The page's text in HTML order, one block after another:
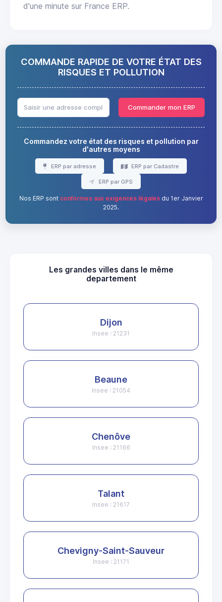
d'une minute sur France ERP.
COMMANDE RAPIDE DE VOTRE ÉTAT DES
RISQUES ET POLLUTION
Commander mon ERP
Commandez votre état des risques et pollution par
d'autres moyens
ERP par adresse ERP par Cadastre
ERP par GPS
Nos ERP sont conformes aux exigences légalesdu 1er Janvier
2025.
Les grandes villes dans le même
departement
Dijon
Insee : 21231
Beaune
Insee : 21054
Chenôve
Insee : 21166
Talant
Insee : 21617
Chevigny-Saint-Sauveur
Insee : 21171